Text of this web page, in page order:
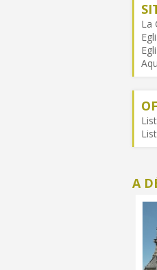
La
A